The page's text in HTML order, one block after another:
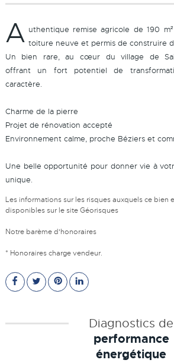
A uthentique remise agricole de 190
toiture neuve et permis de construire
Un bien rare, au cœur du village de
offrant un fort potentiel de
caractère.
Charme de la pierre
Projet de rénovation accepté
Environnement calme, proche Béziers et
Une belle opportunité pour donner vie à
unique.
Les informations sur les risques auxquels ce bien
disponibles sur le siteGéorisques
Notre barème d'honoraires
* Honoraires charge vendeur.
Diagnostics de
performance
énergétique